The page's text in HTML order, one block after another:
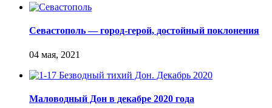
Севастополь — город-герой, достойный поклонения
Маловодный Дон в декабре 2020 года